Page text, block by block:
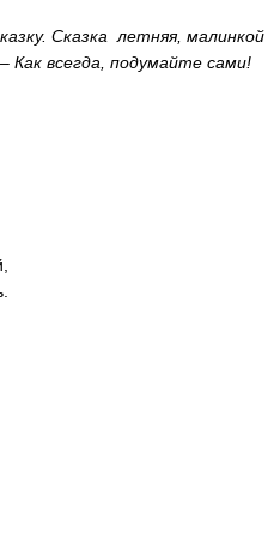
Сказка летняя, малинкой
Как всегда, подумайте сами!